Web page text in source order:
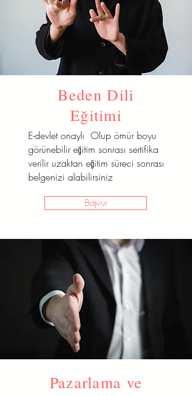
Beden Dili
Eğitimi
E-devlet onaylı Olup ömür boyu
görünebilir eğitim sonrası sertifika
verilir uzaktan eğitim süreci sonrası
belgenizi alabilirsiniz
Başvur
Pazarlama ve